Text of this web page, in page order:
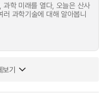
학 미래를 열다, 오늘은 산사
과학기술에 대해 알아봅니
보기